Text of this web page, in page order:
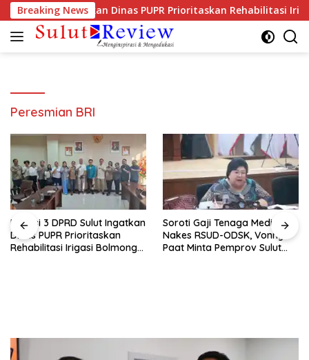
Langsung
ke
konten
Breaking News
Sulut Ingatkan Dinas PUPR Prioritaskan Rehabilitasi
Peresmian BRI
Komisi 3 DPRD Sulut Ingatkan
Dinas PUPR Prioritaskan
Rehabilitasi Irigasi Bolmong
Soroti Gaji Tenaga Medis dan
Nakes RSUD-ODSK, Vonny
Paat Minta Pemprov Sulut